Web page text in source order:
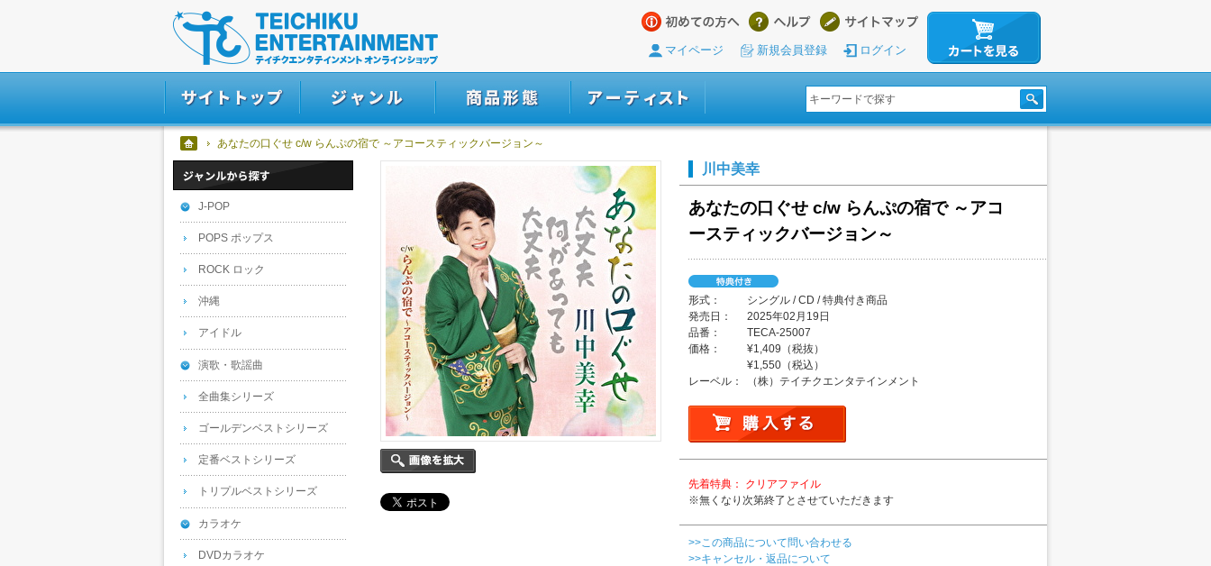
マイページ 新規会員登録 ログイン
あなたの口ぐせ c/w らんぷの宿で ～アコースティックバージョン～
川中美幸
あなたの口ぐせ c/w らんぷの宿で ～アコ
ースティックバージョン～
形式：
シングル / CD / 特典付き商品
発売日：
2025年02月19日
品番：
TECA-25007
価格：
¥1,409（税抜）
¥1,550（税込）
レーベル：
（株）テイチクエンタテインメント
先着特典： クリアファイル
※無くなり次第終了とさせていただきます
>>この商品について問い合わせる
>>キャンセル・返品について
J-POP
POPS ポップス
ROCK ロック
沖縄
アイドル
演歌・歌謡曲
全曲集シリーズ
ゴールデンベストシリーズ
定番ベストシリーズ
トリプルベストシリーズ
カラオケ
DVDカラオケ